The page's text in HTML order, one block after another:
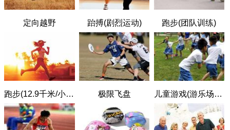
定向越野 跆搏(剧烈运动) 跑步(团队训练)
跑步(12.9千米/小时) 极限飞盘 儿童游戏(游乐场，绳球，四方戏)